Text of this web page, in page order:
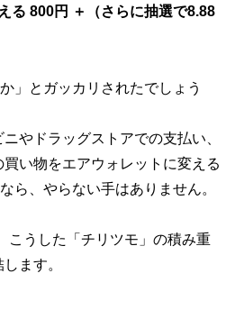
る 800円 ＋（さらに抽選で8.88
」とガッカリされたでしょう
やドラッグストアでの支払い、
い物をエアウォレットに変える
ら、やらない手はありません。
こうした「チリツモ」の積み重
ます。